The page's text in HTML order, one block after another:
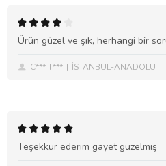
Ürün güzel ve şık, herhangi bir
C*** T*** İSTANBUL-ANADOLU
Teşekkür ederim gayet güzelmiş